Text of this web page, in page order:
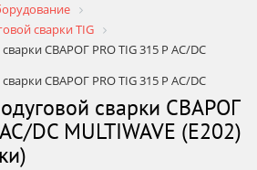
сварки TIG
СВАРОГ PRO TIG 315 P AC/DC
СВАРОГ PRO TIG 315 P AC/DC
сварки СВАРОГ
DC MULTIWAVE (E202)